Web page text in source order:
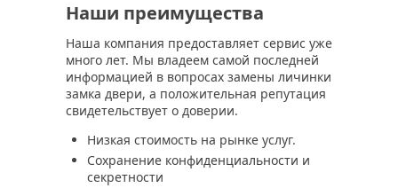
Наши преимущества
Наша компания предоставляет сервис уже
много лет. Мы владеем самой последней
информацией в вопросах замены личинки
замка двери, а положительная репутация
свидетельствует о доверии.
Низкая стоимость на рынке услуг.
Сохранение конфиденциальности и
секретности